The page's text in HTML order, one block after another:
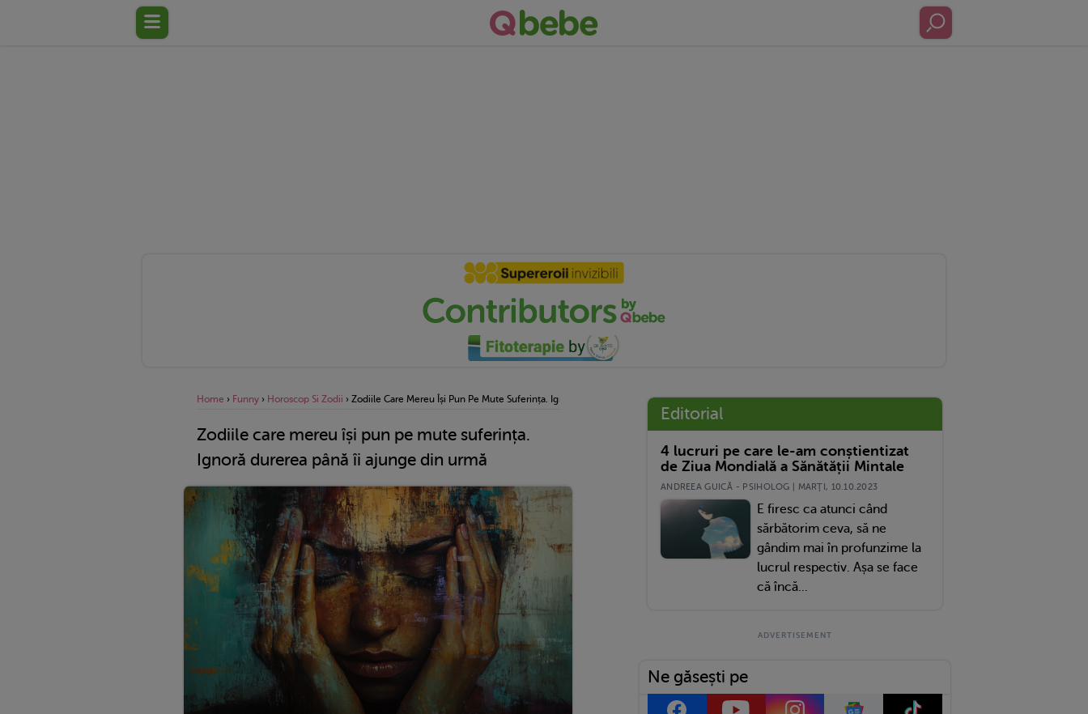
Home › Funny › Horoscop Si Zodii › Zodiile Care Mereu Își Pun Pe Mute Suferința. Ignoră Durerea Până Îi Ajunge Din Urmă
Zodiile care mereu își pun pe mute suferința.
Ignoră durerea până îi ajunge din urmă
Editorial
4 lucruri pe care le-am conștientizat
de Ziua Mondială a Sănătății Mintale
ANDREEA GUICĂ - PSIHOLOG | MARŢI, 10.10.2023
E firesc ca atunci când
sărbătorim ceva, să ne
gândim mai în profunzime la
lucrul respectiv. Așa se face
că încă...
Ne găsești pe